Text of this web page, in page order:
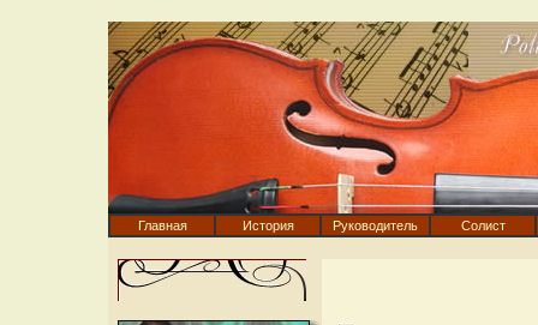
Главная История Руководитель Солист